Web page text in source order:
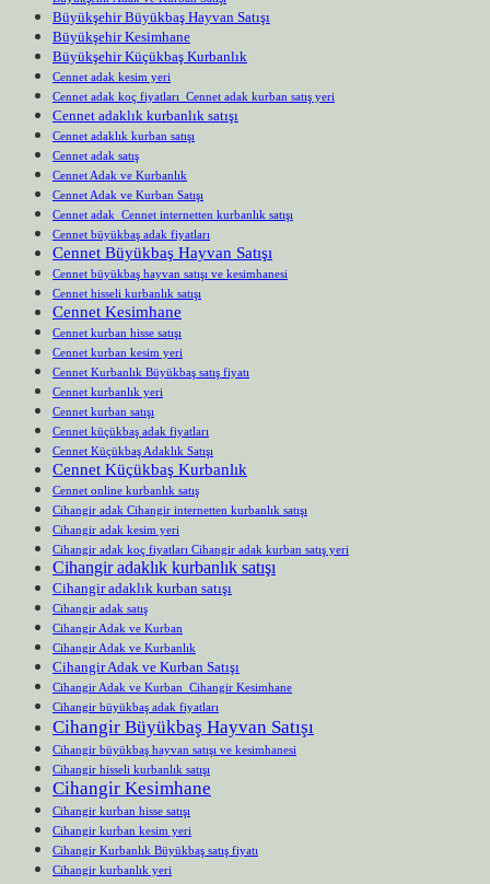
Büyükşehir Büyükbaş Hayvan Satışı
Büyükşehir Kesimhane
Büyükşehir Küçükbaş Kurbanlık
Cennet adak kesim yeri
Cennet adak koç fiyatları Cennet adak kurban satış yeri
Cennet adaklık kurbanlık satışı
Cennet adaklık kurban satışı
Cennet adak satış
Cennet Adak ve Kurbanlık
Cennet Adak ve Kurban Satışı
Cennet adak Cennet internetten kurbanlık satışı
Cennet büyükbaş adak fiyatları
Cennet Büyükbaş Hayvan Satışı
Cennet büyükbaş hayvan satışı ve kesimhanesi
Cennet hisseli kurbanlık satışı
Cennet Kesimhane
Cennet kurban hisse satışı
Cennet kurban kesim yeri
Cennet Kurbanlık Büyükbaş satış fiyatı
Cennet kurbanlık yeri
Cennet kurban satışı
Cennet küçükbaş adak fiyatları
Cennet Küçükbaş Adaklık Satışı
Cennet Küçükbaş Kurbanlık
Cennet online kurbanlık satış
Cihangir adak Cihangir internetten kurbanlık satışı
Cihangir adak kesim yeri
Cihangir adak koç fiyatları Cihangir adak kurban satış yeri
Cihangir adaklık kurbanlık satışı
Cihangir adaklık kurban satışı
Cihangir adak satış
Cihangir Adak ve Kurban
Cihangir Adak ve Kurbanlık
Cihangir Adak ve Kurban Satışı
Cihangir Adak ve Kurban Cihangir Kesimhane
Cihangir büyükbaş adak fiyatları
Cihangir Büyükbaş Hayvan Satışı
Cihangir büyükbaş hayvan satışı ve kesimhanesi
Cihangir hisseli kurbanlık satışı
Cihangir Kesimhane
Cihangir kurban hisse satışı
Cihangir kurban kesim yeri
Cihangir Kurbanlık Büyükbaş satış fiyatı
Cihangir kurbanlık yeri